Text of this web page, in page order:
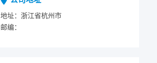
地址： 浙江省杭州市
邮编：